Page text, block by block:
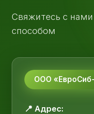
Свяжитесь с
способом
ООО
📍 Адрес: